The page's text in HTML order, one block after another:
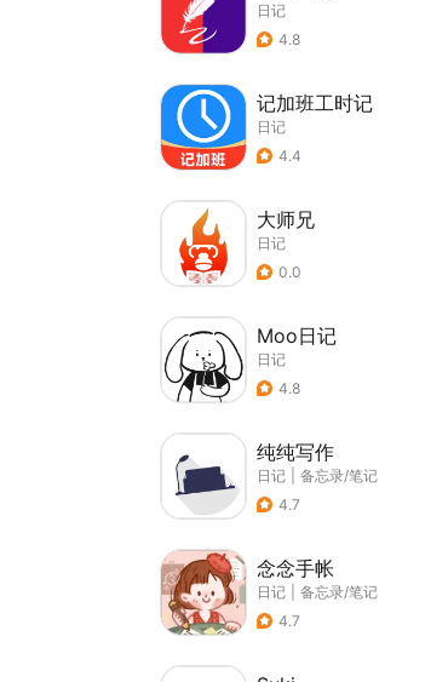
日记
4.8
记加班工时记
日记
4.4
大师兄
日记
0.0
Moo日记
日记
4.8
纯纯写作
日记
备忘录/笔记
4.7
念念手帐
日记
备忘录/笔记
4.7